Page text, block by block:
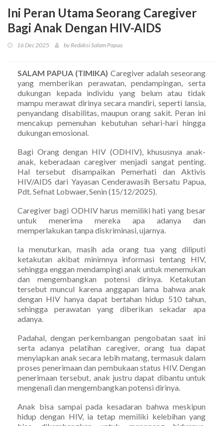
Ini Peran Utama Seorang Caregiver
Bagi Anak Dengan HIV-AIDS
16 Dec 2025 by Redaksi Salam Papua
SALAM PAPUA (TIMIKA) Caregiver adalah seseorang
yang memberikan perawatan, pendampingan, serta
dukungan kepada individu yang belum atau tidak
mampu merawat dirinya secara mandiri, seperti lansia,
penyandang disabilitas, maupun orang sakit. Peran ini
mencakup pemenuhan kebutuhan sehari-hari hingga
dukungan emosional.
Bagi Orang dengan HIV (ODHIV), khususnya anak-
anak, keberadaan caregiver menjadi sangat penting.
Hal tersebut disampaikan Pemerhati dan Aktivis
HIV/AIDS dari Yayasan Cenderawasih Bersatu Papua,
Pdt. Sefnat Lobwaer, Senin (15/12/2025).
Caregiver bagi ODHIV harus memiliki hati yang besar
untuk menerima mereka apa adanya dan
memperlakukan tanpa diskriminasi, ujarnya.
Ia menuturkan, masih ada orang tua yang diliputi
ketakutan akibat minimnya informasi tentang HIV,
sehingga enggan mendampingi anak untuk menemukan
dan mengembangkan potensi dirinya. Ketakutan
tersebut muncul karena anggapan lama bahwa anak
dengan HIV hanya dapat bertahan hidup 510 tahun,
sehingga perawatan yang diberikan sekadar apa
adanya.
Padahal, dengan perkembangan pengobatan saat ini
serta adanya pelatihan caregiver, orang tua dapat
menyiapkan anak secara lebih matang, termasuk dalam
proses penerimaan dan pembukaan status HIV. Dengan
penerimaan tersebut, anak justru dapat dibantu untuk
mengenali dan mengembangkan potensi dirinya.
Anak bisa sampai pada kesadaran bahwa meskipun
hidup dengan HIV, ia tetap memiliki kelebihan yang